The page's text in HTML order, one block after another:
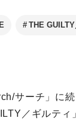
THE
サーチ」に
／ギルテ